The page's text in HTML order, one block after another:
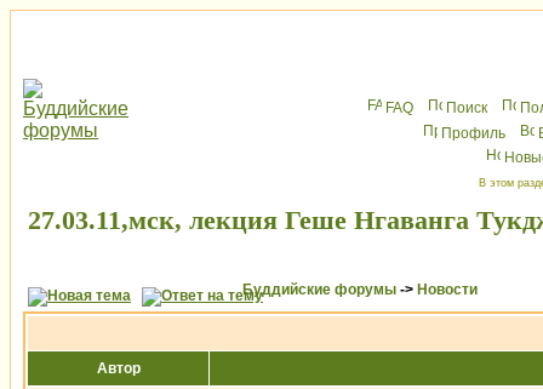
FAQ Поиск
Профиль
В этом
27.03.11,мск, лекция Геше Нгаванга
Буддийские форумы -> Новости
Автор